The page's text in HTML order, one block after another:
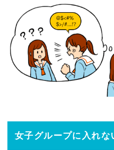
女子グループに入れな